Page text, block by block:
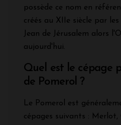
possède ce nom en
créés au XIIe siècle par
Jean de Jérusalem alors
aujourd'hui.
Quel est le cépage
de Pomerol ?
Le Pomerol est
cépages suivants :